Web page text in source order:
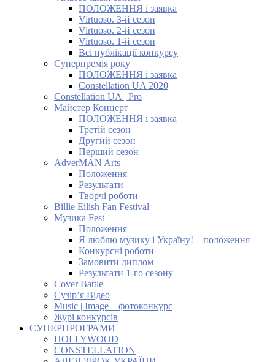
ПОЛОЖЕННЯ і заявка
Virtuoso. 3-й сезон
Virtuoso. 2-й сезон
Virtuoso. 1-й сезон
Всі публікації конкурсу
Суперпремія року
ПОЛОЖЕННЯ і заявка
Constellation UA 2020
Constellation UA | Pro
Майстер Концерт
ПОЛОЖЕННЯ і заявка
Третій сезон
Другий сезон
Перший сезон
AdverMAN Arts
Положення
Результати
Творчі роботи
Billie Eilish Fan Festival
Музика Fest
Положення
Я люблю музику і Україну! – положення
Конкурсні роботи
Замовити диплом
Результати 1-го сезону
Cover Battle
Сузір’я Відео
Music | Image – фотоконкурс
Журі конкурсів
СУПЕРПРОГРАМИ
HOLLYWOOD
CONSTELLATION